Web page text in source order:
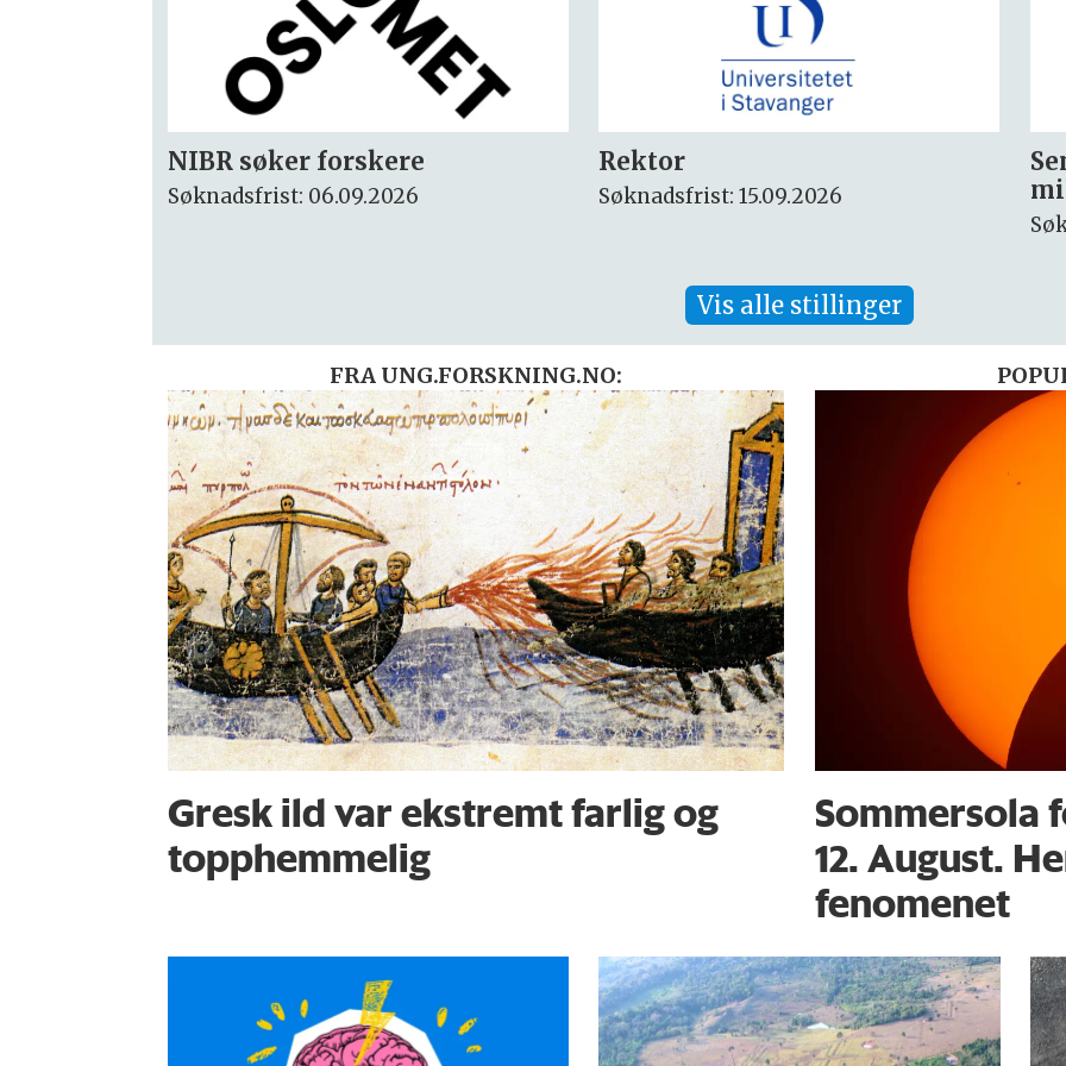
Rektor
Søknadsfrist: 15.09.2026
Seniorforsker innen
miljøkjemi og arktisk miljø
Vis alle stillinger
FRA UNG.FORSKNING.NO:
Gresk ild var ekstremt farlig og
topphemmelig
Sommersola
12. August.
fenomenet